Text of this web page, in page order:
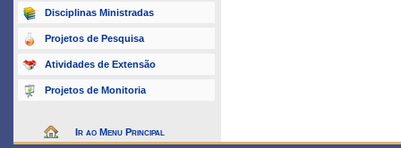
Disciplinas Ministradas
Projetos de Pesquisa
Atividades de Extensão
Projetos de Monitoria
Ir ao Menu Principal